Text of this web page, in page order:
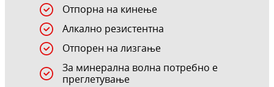
Отпорна на кинење
Алкално резистентна
Отпорен на лизгање
За минерална волна потребно е
преглетување